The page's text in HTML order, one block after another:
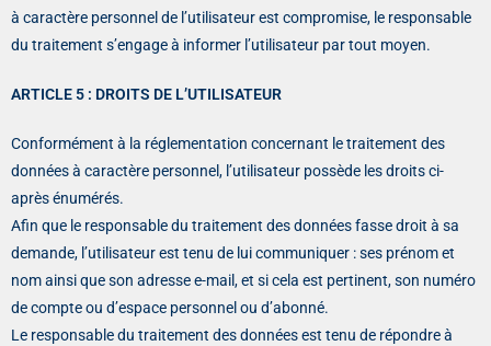
à caractère personnel de l’utilisateur est compromise, le responsable
du traitement s’engage à informer l’utilisateur par tout moyen.
ARTICLE 5 : DROITS DE L’UTILISATEUR
Conformément à la réglementation concernant le traitement des
données à caractère personnel, l’utilisateur possède les droits ci-
après énumérés.
Afin que le responsable du traitement des données fasse droit à sa
demande, l’utilisateur est tenu de lui communiquer : ses prénom et
nom ainsi que son adresse e-mail, et si cela est pertinent, son numéro
de compte ou d’espace personnel ou d’abonné.
Le responsable du traitement des données est tenu de répondre à